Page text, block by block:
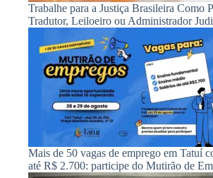
Trabalhe para a Justiça Brasileira Como
Tradutor, Leiloeiro ou Administrador
Mais de 50 vagas de emprego em Tatuí
até R$ 2.700: participe do Mutirão de